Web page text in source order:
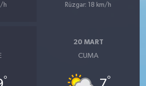
h
Rüzgar: 18 km/h
°
20 MART
CUMA
°